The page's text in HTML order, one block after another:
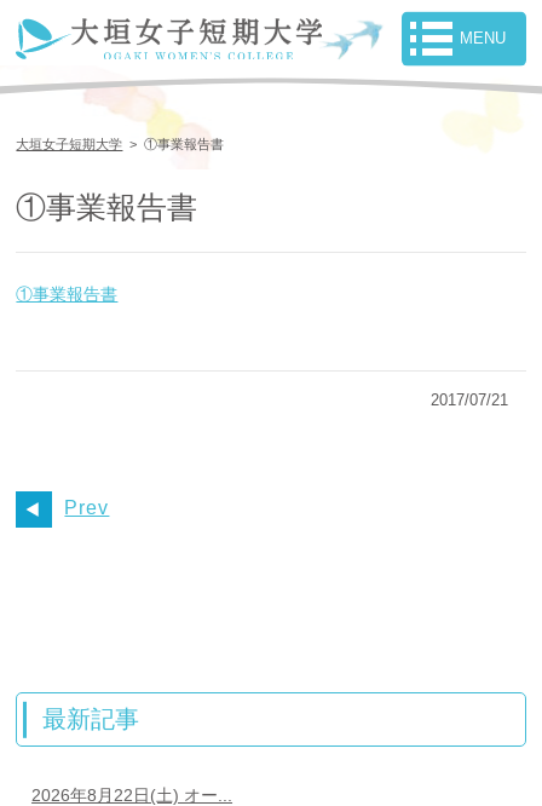
大垣女子短期大学 >①事業報告書
①事業報告書
①事業報告書
2017/07/21
Prev
最新記事
2026年8月22日(土) オー...